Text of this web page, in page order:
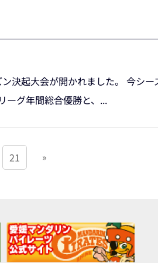
決起大会が開かれました。 今シー
ーグ年間総合優勝と、...
21 »